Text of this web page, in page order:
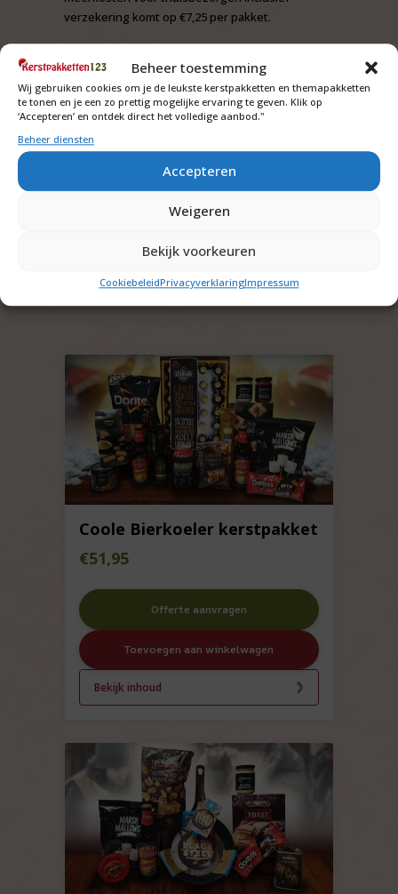
Beheer toestemming
Wij gebruiken cookies om je de leukste kerstpakketten en themapakketten
te tonen en je een zo prettig mogelijke ervaring te geven. Klik op
‘Accepteren’ en ontdek direct het volledige aanbod."
Beheer diensten
Accepteren
Weigeren
Bekijk voorkeuren
CookiebeleidPrivacyverklaringImpressum
verzekering komt op €7,25 per pakket.
De prijzen zijn excl. b.t.w. en eventueel
verzendkosten.
Artikelen kunnen uitverkocht raken.
Wij leveren al meer dan 25 jaar pakketten in
Nederland, België en sinds kort ook in Duitsland.
warme wintersfeer kerstpakket
Coole Bierkoeler kerstpakket
€51,95
Offerte aanvragen
Toevoegen aan winkelwagen
Bekijk inhoud